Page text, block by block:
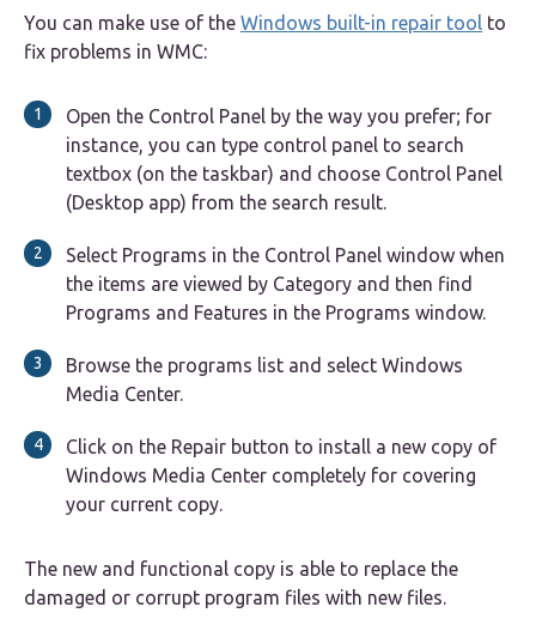
You can make use of the Windows built-in repair tool to
fix problems in WMC:
Open the Control Panel by the way you prefer; for
instance, you can type control panel to search
textbox (on the taskbar) and choose Control Panel
(Desktop app) from the search result.
Select Programs in the Control Panel window when
the items are viewed by Category and then find
Programs and Features in the Programs window.
Browse the programs list and select Windows
Media Center.
Click on the Repair button to install a new copy of
Windows Media Center completely for covering
your current copy.
The new and functional copy is able to replace the
damaged or corrupt program files with new files.